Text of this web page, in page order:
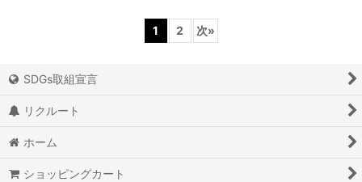
1 2 次»
SDGs取組宣言
リクルート
ホーム
ショッピングカート